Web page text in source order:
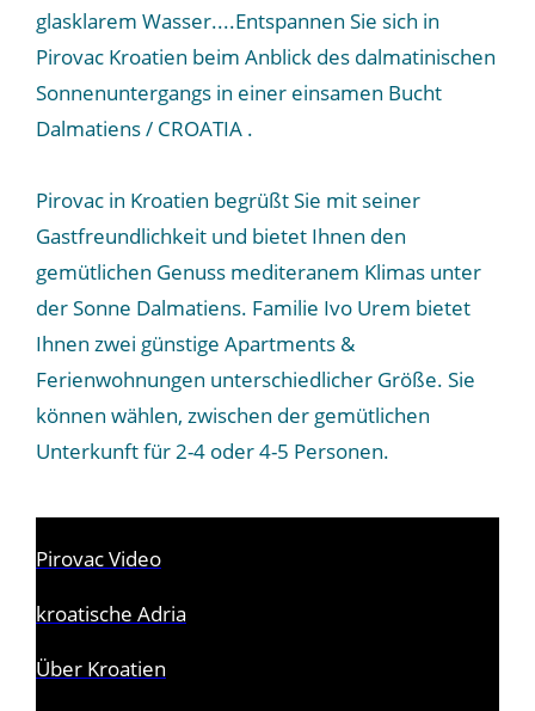
glasklarem Wasser....Entspannen Sie sich in
Pirovac Kroatien beim Anblick des dalmatinischen
Sonnenuntergangs in einer einsamen Bucht
Dalmatiens / CROATIA .
Pirovac in Kroatien begrüßt Sie mit seiner
Gastfreundlichkeit und bietet Ihnen den
gemütlichen Genuss mediteranem Klimas unter
der Sonne Dalmatiens. Familie Ivo Urem bietet
Ihnen zwei günstige Apartments &
Ferienwohnungen unterschiedlicher Größe. Sie
können wählen, zwischen der gemütlichen
Unterkunft für 2-4 oder 4-5 Personen.
Pirovac Video
kroatische Adria
Über Kroatien